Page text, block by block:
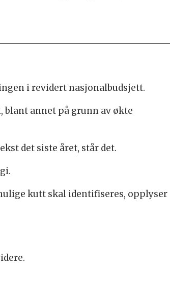
i revidert nasjonalbudsjett.
blant annet på grunn av økte
det siste året, står det.
kutt skal identifiseres, opplyser